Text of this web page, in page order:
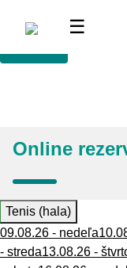
☰
Online
Tenis (hala)
09.08.26 - nedeľa
- streda13.08.26 -